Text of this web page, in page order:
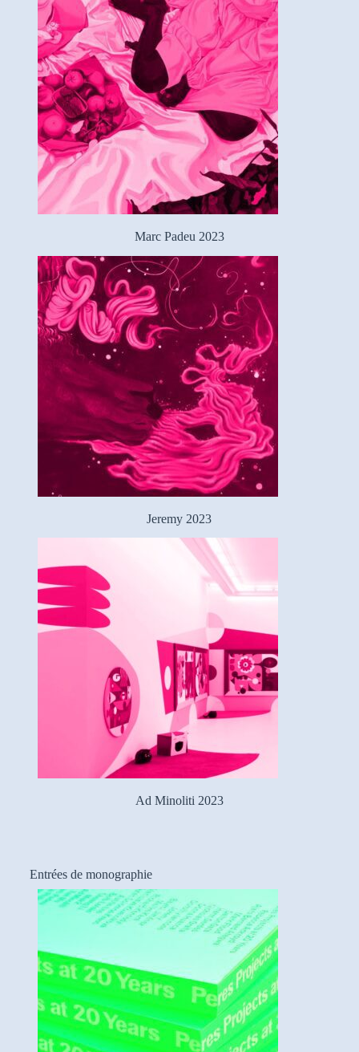
Marc Padeu 2023
Jeremy 2023
Ad Minoliti 2023
Entrées de monographie